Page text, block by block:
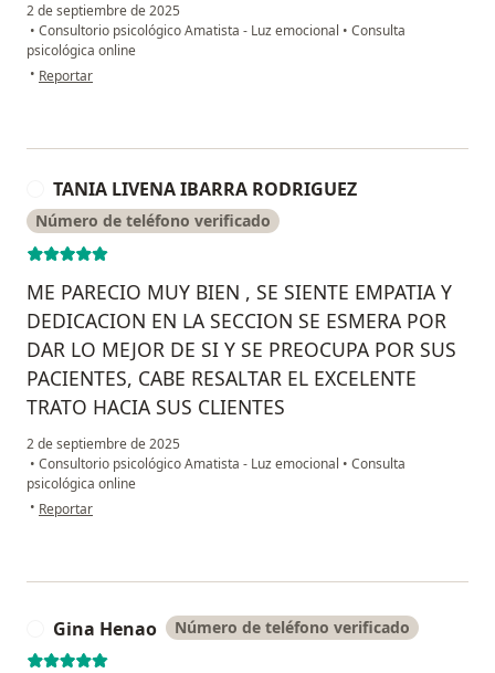
2 de septiembre de 2025
• Consultorio psicológico Amatista - Luz emocional • Consulta
psicológica online
• en opinión del usuario Catherine López
Reportar
TANIA LIVENA IBARRA RODRIGUEZ
Número de teléfono verificado
ME PARECIO MUY BIEN , SE SIENTE EMPATIA Y
DEDICACION EN LA SECCION SE ESMERA POR
DAR LO MEJOR DE SI Y SE PREOCUPA POR SUS
PACIENTES, CABE RESALTAR EL EXCELENTE
TRATO HACIA SUS CLIENTES
2 de septiembre de 2025
• Consultorio psicológico Amatista - Luz emocional • Consulta
psicológica online
• en opinión del usuario TANIA LIVENA IBARRA RODRIGUEZ
Reportar
Gina Henao Número de teléfono verificado